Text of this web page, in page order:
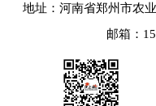
地址：河南省郑州市农
邮箱：